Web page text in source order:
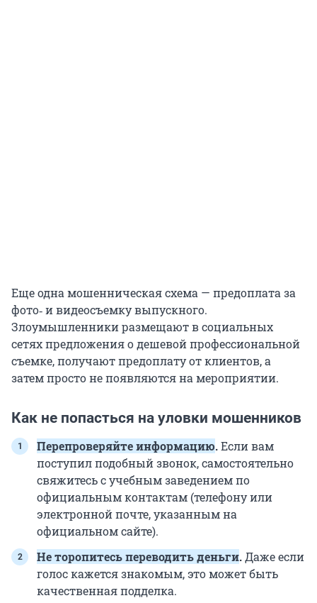
Еще одна мошенническая схема — предоплата за
фото‑ и видеосъемку выпускного.
Злоумышленники размещают в социальных
сетях предложения о дешевой профессиональной
съемке, получают предоплату от клиентов, а
затем просто не появляются на мероприятии.
Как не попасться на уловки мошенников
Перепроверяйте информацию.Если вам
поступил подобный звонок, самостоятельно
свяжитесь с учебным заведением по
официальным контактам (телефону или
электронной почте, указанным на
официальном сайте).
Не торопитесь переводить деньги.Даже если
голос кажется знакомым, это может быть
качественная подделка.